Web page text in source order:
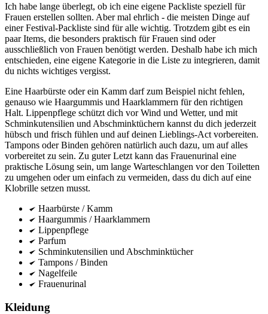
Ich habe lange überlegt, ob ich eine eigene Packliste speziell für
Frauen erstellen sollten. Aber mal ehrlich - die meisten Dinge auf
einer Festival-Packliste sind für alle wichtig. Trotzdem gibt es ein
paar Items, die besonders praktisch für Frauen sind oder
ausschließlich von Frauen benötigt werden. Deshalb habe ich mich
entschieden, eine eigene Kategorie in die Liste zu integrieren, damit
du nichts wichtiges vergisst.
Eine Haarbürste oder ein Kamm darf zum Beispiel nicht fehlen,
genauso wie Haargummis und Haarklammern für den richtigen
Halt. Lippenpflege schützt dich vor Wind und Wetter, und mit
Schminkutensilien und Abschminktüchern kannst du dich jederzeit
hübsch und frisch fühlen und auf deinen Lieblings-Act vorbereiten.
Tampons oder Binden gehören natürlich auch dazu, um auf alles
vorbereitet zu sein. Zu guter Letzt kann das Frauenurinal eine
praktische Lösung sein, um lange Warteschlangen vor den Toiletten
zu umgehen oder um einfach zu vermeiden, dass du dich auf eine
Klobrille setzen musst.
Haarbürste / Kamm
Haargummis / Haarklammern
Lippenpflege
Parfum
Schminkutensilien und Abschminktücher
Tampons / Binden
Nagelfeile
Frauenurinal
Kleidung